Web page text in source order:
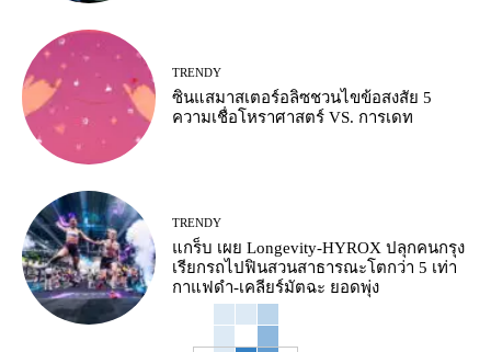
TRENDY
ซินแสมาสเตอร์อลิซชวนไขข้อสงสัย 5
ความเชื่อโหราศาสตร์ VS. การเดท
TRENDY
แกร็บ เผย Longevity-HYROX ปลุกคนกรุง
เรียกรถไปฟินสวนสาธารณะโตกว่า 5 เท่า
กาแฟดำ-เคลียร์มัตฉะ ยอดพุ่ง